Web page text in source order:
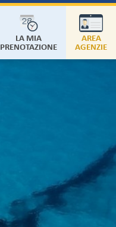
LA MIA
PRENOTAZIONE
AREA
AGENZIE